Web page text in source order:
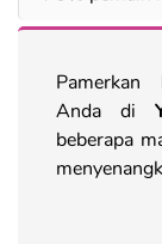
Pamerkan
Anda di
beberapa